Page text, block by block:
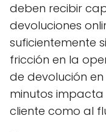
deben recibir
devoluciones
suficientemente
fricción en la
de devolución
minutos
cliente como al